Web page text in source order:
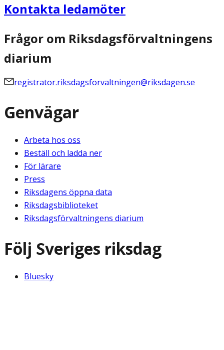
Kontakta ledamöter
Frågor om Riksdagsförvaltningens
diarium
registrator.riksdagsforvaltningen@riksdagen.se
Genvägar
Arbeta hos oss
Beställ och ladda ner
För lärare
Press
Riksdagens öppna data
Riksdagsbiblioteket
Riksdagsförvaltningens diarium
Följ Sveriges riksdag
Bluesky